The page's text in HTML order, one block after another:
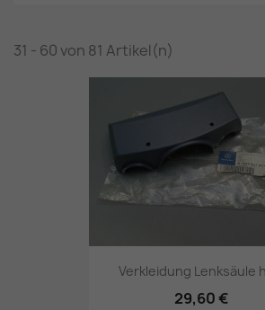
31 - 60 von 81 Artikel(n)
Verkleidung Lenksäule
29,60 €